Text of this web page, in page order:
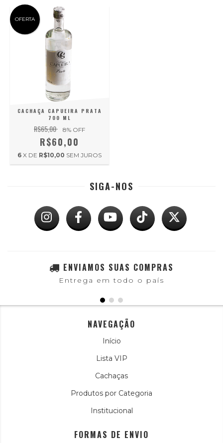
OFERTA
CACHAÇA CAPUEIRA PRATA
700 ML
R$65,00 8% OFF
R$60,00
6 X DE R$10,00 SEM JUROS
SIGA-NOS
ENVIAMOS SUAS COMPRAS
Entrega em todo o país
NAVEGAÇÃO
Início
Lista VIP
Cachaças
Produtos por Categoria
Institucional
FORMAS DE ENVIO